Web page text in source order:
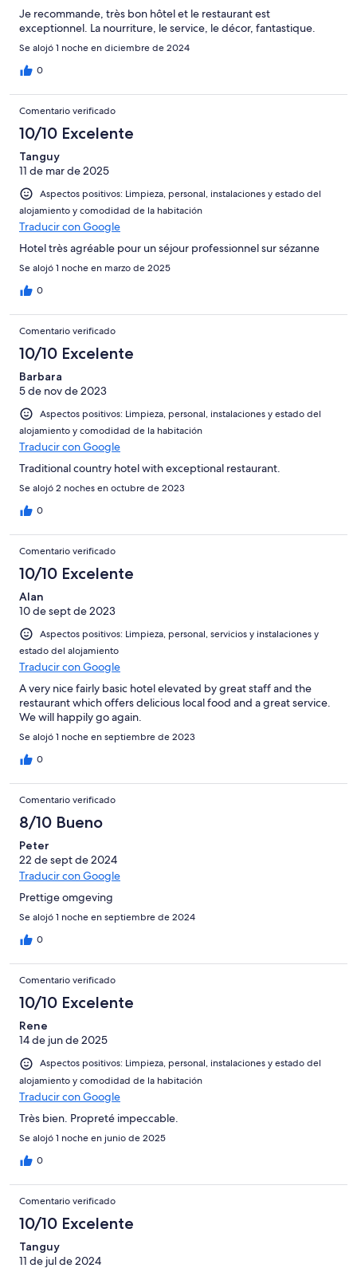
Je recommande, très bon hôtel et le restaurant est
exceptionnel. La nourriture, le service, le décor, fantastique.
Se alojó 1 noche en diciembre de 2024
0
Comentario verificado
10/10 Excelente
Tanguy
11 de mar de 2025
Aspectos positivos: Limpieza, personal, instalaciones y estado del
alojamiento y comodidad de la habitación
Traducir con Google
Hotel très agréable pour un séjour professionnel sur sézanne
Se alojó 1 noche en marzo de 2025
0
Comentario verificado
10/10 Excelente
Barbara
5 de nov de 2023
Aspectos positivos: Limpieza, personal, instalaciones y estado del
alojamiento y comodidad de la habitación
Traducir con Google
Traditional country hotel with exceptional restaurant.
Se alojó 2 noches en octubre de 2023
0
Comentario verificado
10/10 Excelente
Alan
10 de sept de 2023
Aspectos positivos: Limpieza, personal, servicios y instalaciones y
estado del alojamiento
Traducir con Google
A very nice fairly basic hotel elevated by great staff and the
restaurant which offers delicious local food and a great service.
We will happily go again.
Se alojó 1 noche en septiembre de 2023
0
Comentario verificado
8/10 Bueno
Peter
22 de sept de 2024
Traducir con Google
Prettige omgeving
Se alojó 1 noche en septiembre de 2024
0
Comentario verificado
10/10 Excelente
Rene
14 de jun de 2025
Aspectos positivos: Limpieza, personal, instalaciones y estado del
alojamiento y comodidad de la habitación
Traducir con Google
Très bien. Propreté impeccable.
Se alojó 1 noche en junio de 2025
0
Comentario verificado
10/10 Excelente
Tanguy
11 de jul de 2024